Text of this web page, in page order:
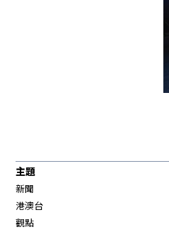
主題
新聞
港澳台
觀點